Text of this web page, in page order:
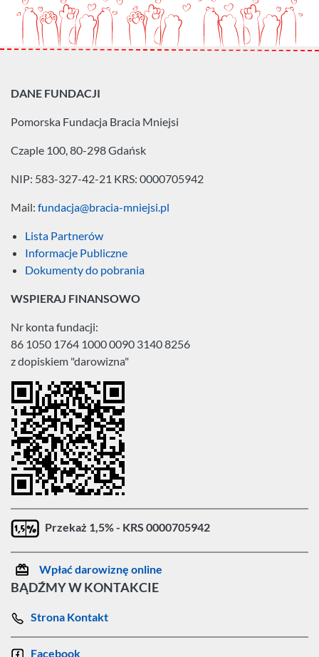
DANE FUNDACJI
Pomorska Fundacja Bracia Mniejsi
Czaple 100, 80-298 Gdańsk
NIP: 583-327-42-21 KRS: 0000705942
Mail: fundacja@bracia-mniejsi.pl
Lista Partnerów
Informacje Publiczne
Dokumenty do pobrania
WSPIERAJ FINANSOWO
Nr konta fundacji:
86 1050 1764 1000 0090 3140 8256
z dopiskiem "darowizna"
Przekaż 1,5% - KRS 0000705942
Wpłać darowiznę online
BĄDŹMY W KONTAKCIE
Strona Kontakt
Facebook